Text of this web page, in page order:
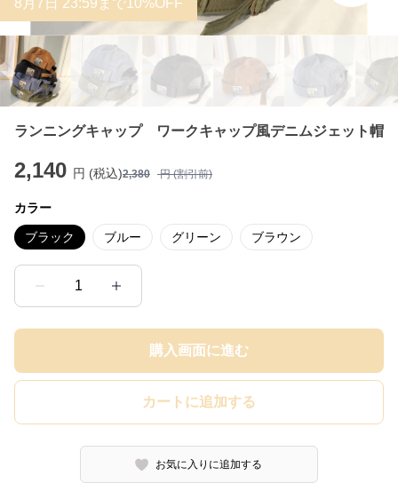
8 月 7 日 23:59まで10%OFF
ランニングキャップ ワークキャップ風デニムジェット帽
2,140 円 (税込)2,380 円 (割引前)
カラー
ブラック ブルー グリーン ブラウン
1
購入画面に進む
カートに追加する
お気に入りに追加する